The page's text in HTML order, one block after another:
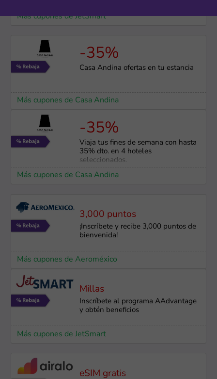
Más cupones de JetSmart
-35%
Casa Andina ofertas en tu estancia
Más cupones de Casa Andina
-35%
Viaja tus fines de semana con hasta
35% dto. en 4 hoteles
seleccionados.
Más cupones de Casa Andina
3,000 puntos
¡Inscríbete y recibe 3,000 puntos de
bienvenida!
Más cupones de Aeroméxico
Millas
Inscríbete al programa AAdvantage
y obtén beneficios
Más cupones de JetSmart
eSIM gratis